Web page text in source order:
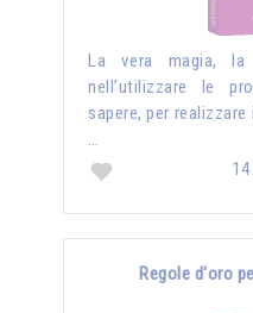
La vera magia, la
nell’utilizzare le
sapere, per
…
Regole d'oro